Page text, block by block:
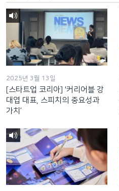
2025년 3월 13일
[스타트업 코리아] '커리어블 강
대엽 대표, 스피치의 중요성과
가치’